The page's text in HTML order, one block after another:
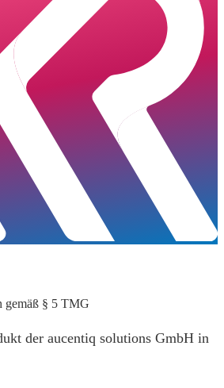
gemäß § 5 TMG
der aucentiq solutions GmbH in